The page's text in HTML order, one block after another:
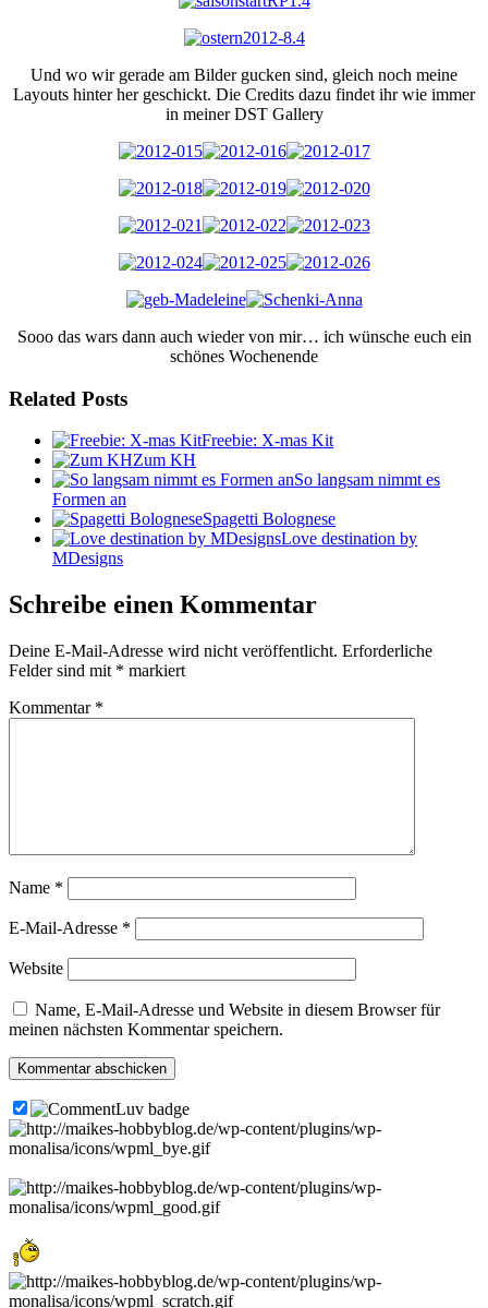
Und wo wir gerade am Bilder gucken sind, gleich noch meine
Layouts hinter her geschickt. Die Credits dazu findet ihr wie immer
in meiner DST Gallery
Sooo das wars dann auch wieder von mir… ich wünsche euch ein
schönes Wochenende
Related Posts
Freebie: X-mas Kit
Zum KH
So langsam nimmt es
Formen an
Spagetti Bolognese
Love destination by
MDesigns
Schreibe einen Kommentar
Deine E-Mail-Adresse wird nicht veröffentlicht. Erforderliche
Felder sind mit * markiert
Kommentar *
Name *
E-Mail-Adresse *
Website
Name, E-Mail-Adresse und Website in diesem Browser für
meinen nächsten Kommentar speichern.